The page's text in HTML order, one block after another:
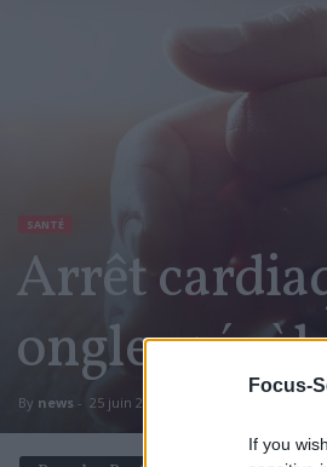
Focus-
If you
SANTÉ
Arrêt
ongles
By news - 25 juin 2019